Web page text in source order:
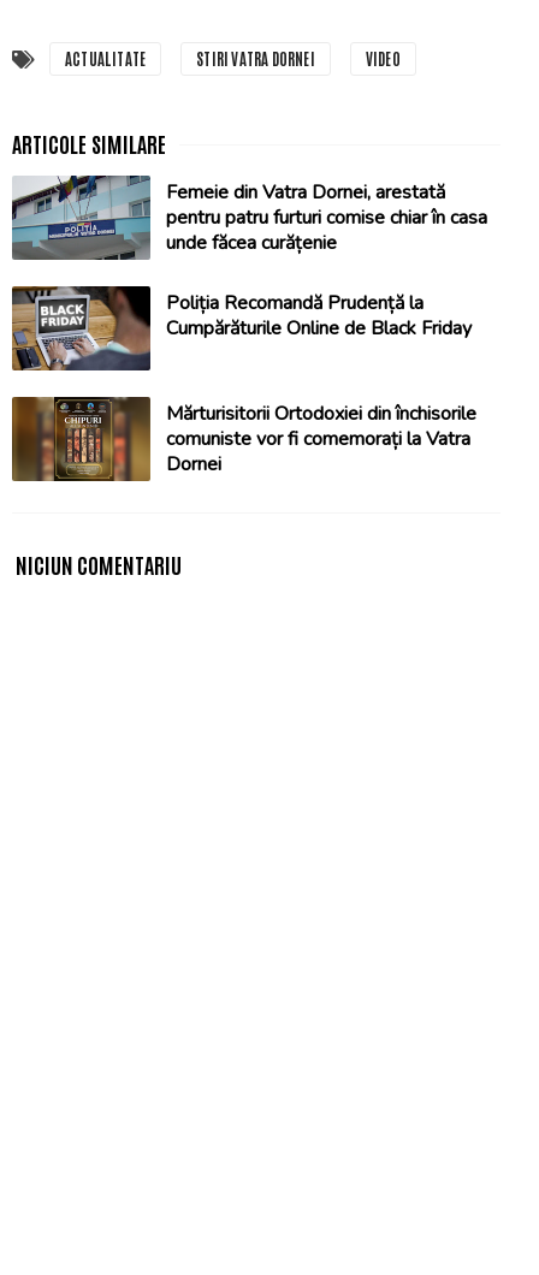
ACTUALITATE STIRI VATRA DORNEI VIDEO
Femeie din Vatra Dornei, arestată
pentru patru furturi comise chiar în casa
unde făcea curățenie
Poliția Recomandă Prudență la
Cumpărăturile Online de Black Friday
Mărturisitorii Ortodoxiei din închisorile
comuniste vor fi comemorați la Vatra
Dornei
NICIUN COMENTARIU